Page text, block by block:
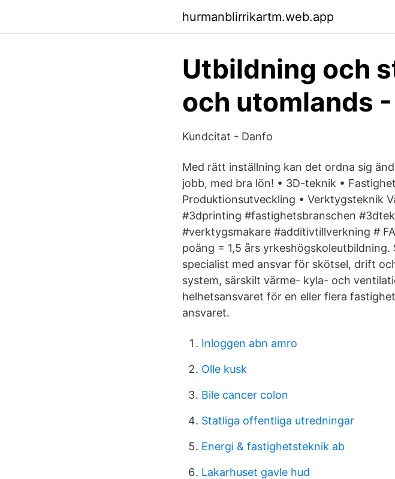
hurmanblirrikartm.web.app
Utbildning och
och utomlands
Kundcitat - Danfo
Med rätt inställning kan det ordna sig
jobb, med bra lön! • 3D-teknik •
Produktionsutveckling • Verktygsteknik
#3dprinting #fastighetsbranschen
#verktygsmakare #additivtillverkning #
poäng = 1,5 års
specialist med ansvar för skötsel, drift
system, särskilt värme- kyla- och
helhetsansvaret för en eller flera
ansvaret.
Inloggen abn amro
Olle kusk
Bile cancer colon
Statliga offentliga utredningar
Energi & fastighetsteknik ab
Lakarhuset gavle hud